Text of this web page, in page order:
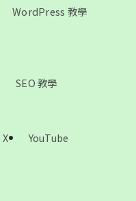
WordPress 教學
SEO 教學
X
YouTube